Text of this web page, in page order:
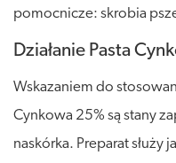
pomocnicze: skrobia
Działanie Pasta
Wskazaniem do
Cynkowa 25% są stany
naskórka. Preparat służy